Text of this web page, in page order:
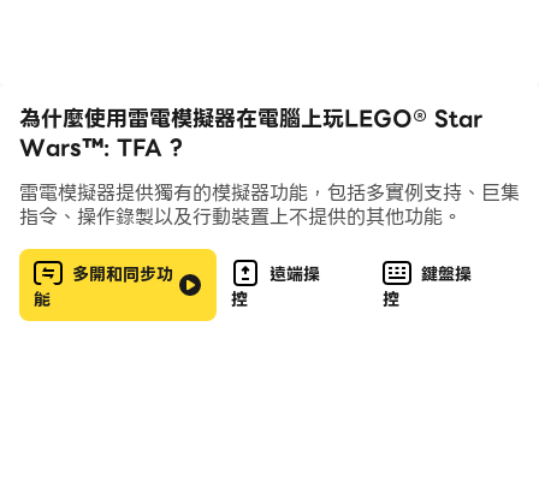
•利用周圍的環境作掩護，並且加入劇烈的衝擊波戰役取得
勝利。
•體驗前所未有的高速，動感十足飛行，包括競技空戰和纏
鬥混戰的快感。
為什麼使用雷電模擬器在電腦上玩LEGO® Star
Wars™: TFA ?
雷電模擬器提供獨有的模擬器功能，包括多實例支持、巨集
指令、操作錄製以及行動裝置上不提供的其他功能。
多開和同步功
能
遠端操
控
鍵盤操
控